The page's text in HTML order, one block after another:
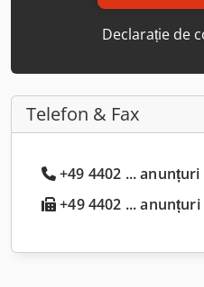
Declarație de
Telefon & Fax
+49 4402 ... anunțuri
+49 4402 ... anunțuri